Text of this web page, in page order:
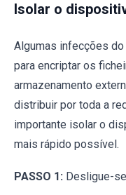
Isolar o
Algumas infecções
para encriptar os
armazenamento
distribuir por toda a
importante isolar o
mais rápido possível.
PASSO 1: Desligue-